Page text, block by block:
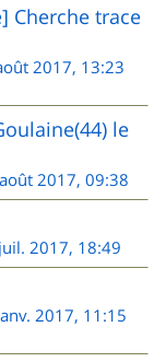
Cherche trace
2017, 13:23
le
2017, 09:38
2017, 18:49
2017, 11:15